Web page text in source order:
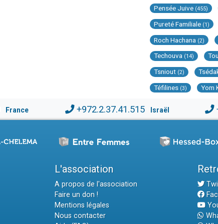
Pensée Juive (455)
Pureté Familiale (1)
Roch Hachana (2)
Techouva (14)
Tsniout (2)
Téfilines (3) Yom
France +972.2.37.41.515 Israël
L'association
A propos de l'association
Faire un don !
Mentions légales
Nous contacter